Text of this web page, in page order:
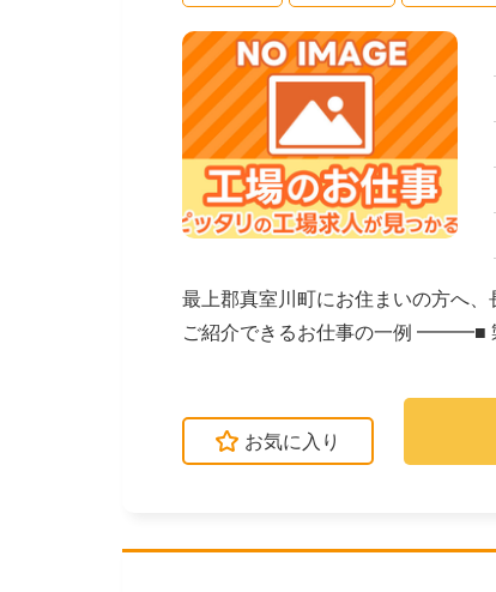
最上郡真室川町にお住まいの方へ
ご紹介できるお仕事の一例 ━━━■
お気に入り